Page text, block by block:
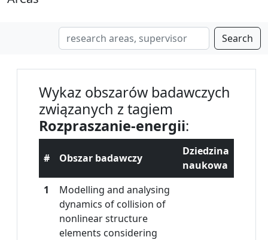
Search
Wykaz obszarów badawczych
związanych z tagiem
Rozpraszanie-energii:
# Obszar badawczy
Dziedzina
naukowa
1
Modelling and analysing
dynamics of collision of
nonlinear structure
elements considering